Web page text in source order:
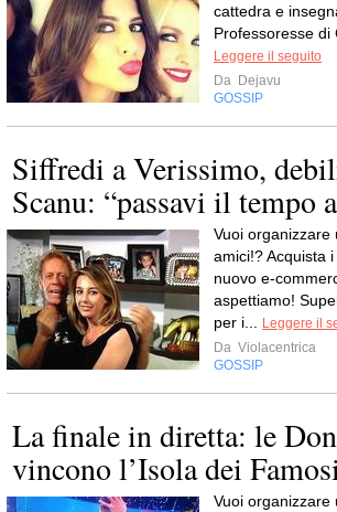
cattedra e
Professoresse di
Leggere il seguito
Da Dejavu
GOSSIP
Siffredi a Verissimo,
Scanu: “passavi il tempo
Vuoi organizzare
amici!? Acquista
nuovo e-
aspettiamo!
per i...
Leggere il
Da Violacentrica
GOSSIP
La finale in diretta: le
vincono l’Isola dei
Vuoi organizzare